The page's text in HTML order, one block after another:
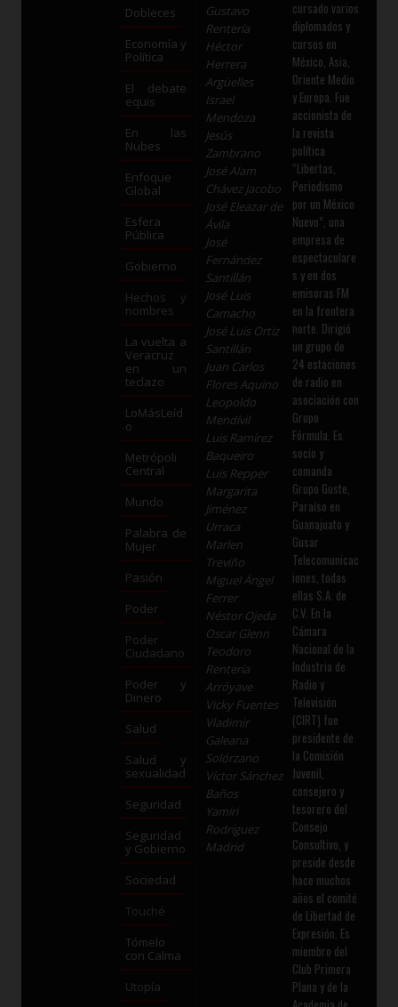
Dobleces
Economía y
Política
El debate
equis
En las
Nubes
Enfoque
Global
Esfera
Pública
Gobierno
Hechos y
nombres
La vuelta a
Veracruz
en un
teclazo
LoMásLeíd
o
Metrópoli
Central
Mundo
Palabra de
Mujer
Pasión
Poder
Poder
Ciudadano
Poder y
Dinero
Salud
Salud y
sexualidad
Seguridad
Seguridad
y Gobierno
Sociedad
Touché
Tómelo
con Calma
Utopía
Gustavo
Rentería
Héctor
Herrera
Argüelles
Israel
Mendoza
Jesús
Zambrano
José Alam
Chávez Jacobo
José Eleazar de
Ávila
José
Fernández
Santillán
José Luis
Camacho
José Luis Ortiz
Santillán
Juan Carlos
Flores Aquino
Leopoldo
Mendívil
Luis Ramírez
Baqueiro
Luis Repper
Margarita
Jiménez
Urraca
Marlen
Treviño
Miguel Ángel
Ferrer
Néstor Ojeda
Oscar Glenn
Teodoro
Rentería
Arróyave
Vicky Fuentes
Vladimir
Galeana
Solórzano
Víctor Sánchez
Baños
Yamiri
Rodríguez
Madrid
cursado varios
diplomados y
cursos en
México, Asia,
Oriente Medio
y Europa. Fue
accionista de
la revista
política
“Libertas,
Periodismo
por un México
Nuevo”, una
empresa de
espectaculare
s y en dos
emisoras FM
en la frontera
norte. Dirigió
un grupo de
24 estaciones
de radio en
asociación con
Grupo
Fórmula. Es
socio y
comanda
Grupo Guste,
Paraíso en
Guanajuato y
Gusar
Telecomunicac
iones, todas
ellas S.A. de
C.V. En la
Cámara
Nacional de la
Industria de
Radio y
Televisión
(CIRT) fue
presidente de
la Comisión
Juvenil,
consejero y
tesorero del
Consejo
Consultivo, y
preside desde
hace muchos
años el comité
de Libertad de
Expresión. Es
miembro del
Club Primera
Plana y de la